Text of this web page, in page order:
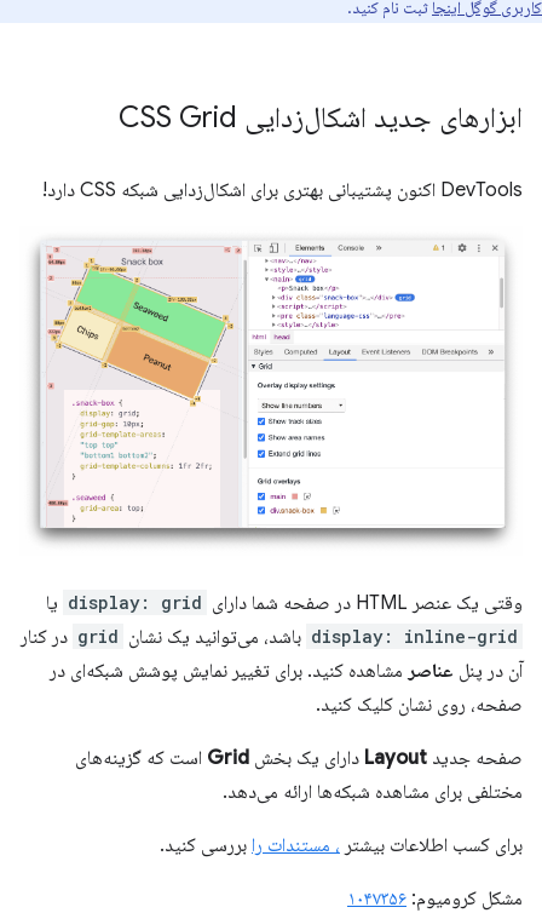
کاربری گوگل اینجا ثبت نام کنید.
ابزارهای جدید اشکال‌زدایی CSS Grid
DevTools اکنون پشتیبانی بهتری برای اشکال‌زدایی شبکه CSS دارد!
وقتی یک عنصر HTML در صفحه شما دارای display: grid یا
display: inline-grid باشد، می‌توانید یک نشان grid در کنار
آن در پنل عناصر مشاهده کنید. برای تغییر نمایش پوشش شبکه‌ای در
صفحه، روی نشان کلیک کنید.
صفحه جدید Layout دارای یک بخش Grid است که گزینه‌های
مختلفی برای مشاهده شبکه‌ها ارائه می‌دهد.
برای کسب اطلاعات بیشتر ، مستندات را بررسی کنید.
مشکل کرومیوم: ۱۰۴۷۳۵۶